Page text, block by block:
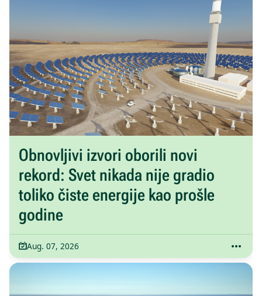
Obnovljivi izvori oborili novi
rekord: Svet nikada nije gradio
toliko čiste energije kao prošle
godine
Aug. 07, 2026